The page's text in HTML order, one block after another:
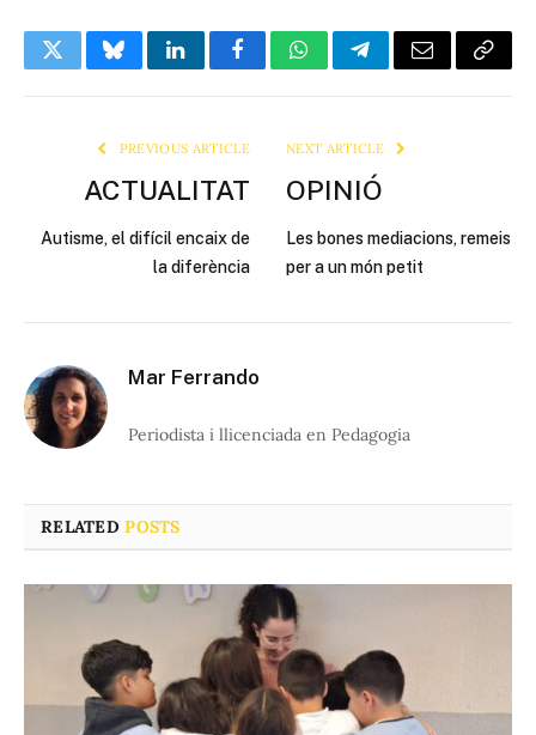
TwitterBlueskyLinkedInFacebookWhatsAppTelegramEmail Copy
PREVIOUS ARTICLE
ACTUALITAT
Autisme, el difícil encaix de
la diferència
NEXT ARTICLE
OPINIÓ
Les bones mediacions, remeis
per a un món petit
Mar Ferrando
Periodista i llicenciada en Pedagogia
RELATEDPOSTS